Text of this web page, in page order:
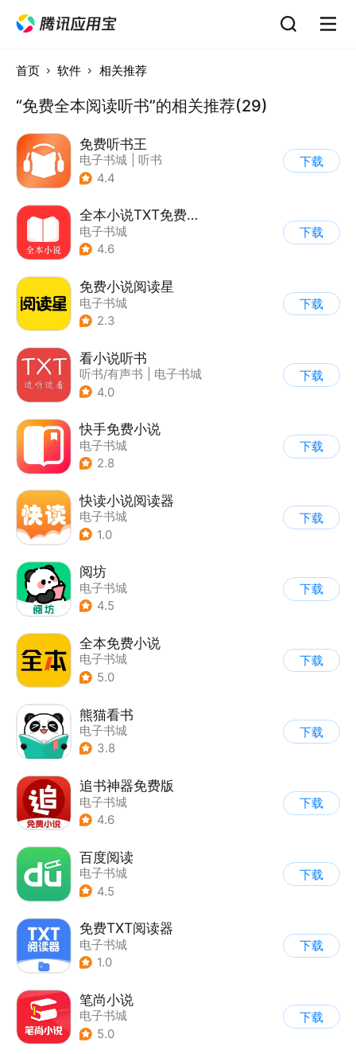
首页 软件 相关推荐
“免费全本阅读听书”的相关推荐(29)
免费听书王
电子书城
听书
4.4
下载
全本小说TXT免费阅读器
电子书城
4.6
下载
免费小说阅读星
电子书城
2.3
下载
看小说听书
听书/有声书
电子书城
4.0
下载
快手免费小说
电子书城
2.8
下载
快读小说阅读器
电子书城
1.0
下载
阅坊
电子书城
4.5
下载
全本免费小说
电子书城
5.0
下载
熊猫看书
电子书城
3.8
下载
追书神器免费版
电子书城
4.6
下载
百度阅读
电子书城
4.5
下载
免费TXT阅读器
电子书城
1.0
下载
笔尚小说
电子书城
5.0
下载